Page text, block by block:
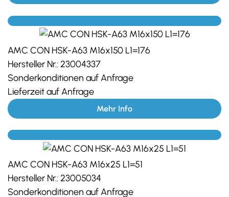
AMC CON HSK-A63 M16x150 L1=176
Hersteller Nr.: 23004337
Sonderkonditionen auf Anfrage
Lieferzeit auf Anfrage
Mehr Info
AMC CON HSK-A63 M16x25 L1=51
Hersteller Nr.: 23005034
Sonderkonditionen auf Anfrage